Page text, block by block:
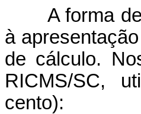
A forma
à
de cálculo.
RICMS/SC,
cento):